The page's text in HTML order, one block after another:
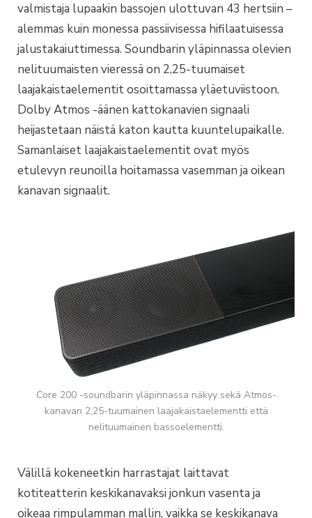
valmistaja lupaakin bassojen ulottuvan 43 hertsiin –
alemmas kuin monessa passiivisessa hifilaatuisessa
jalustakaiuttimessa. Soundbarin yläpinnassa olevien
nelituumaisten vieressä on 2,25-tuumaiset
laajakaistaelementit osoittamassa yläetuviistoon.
Dolby Atmos -äänen kattokanavien signaali
heijastetaan näistä katon kautta kuuntelupaikalle.
Samanlaiset laajakaistaelementit ovat myös
etulevyn reunoilla hoitamassa vasemman ja oikean
kanavan signaalit.
Core 200 -soundbarin yläpinnassa näkyy sekä Atmos-
kanavan 2,25-tuumainen laajakaistaelementti että
nelituumainen bassoelementti.
Välillä kokeneetkin harrastajat laittavat
kotiteatterin keskikanavaksi jonkun vasenta ja
oikeaa rimpulamman mallin, vaikka se keskikanava